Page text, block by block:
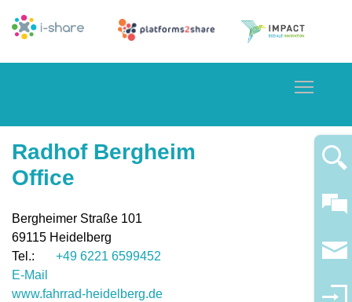
Radhof Bergheim
Office
Bergheimer Straße 101
69115 Heidelberg
+49 6221 6599452
E-Mail
www.fahrrad-heidelberg.de